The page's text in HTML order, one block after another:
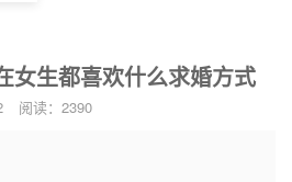
女生都喜欢什么求婚方式
阅读：2390